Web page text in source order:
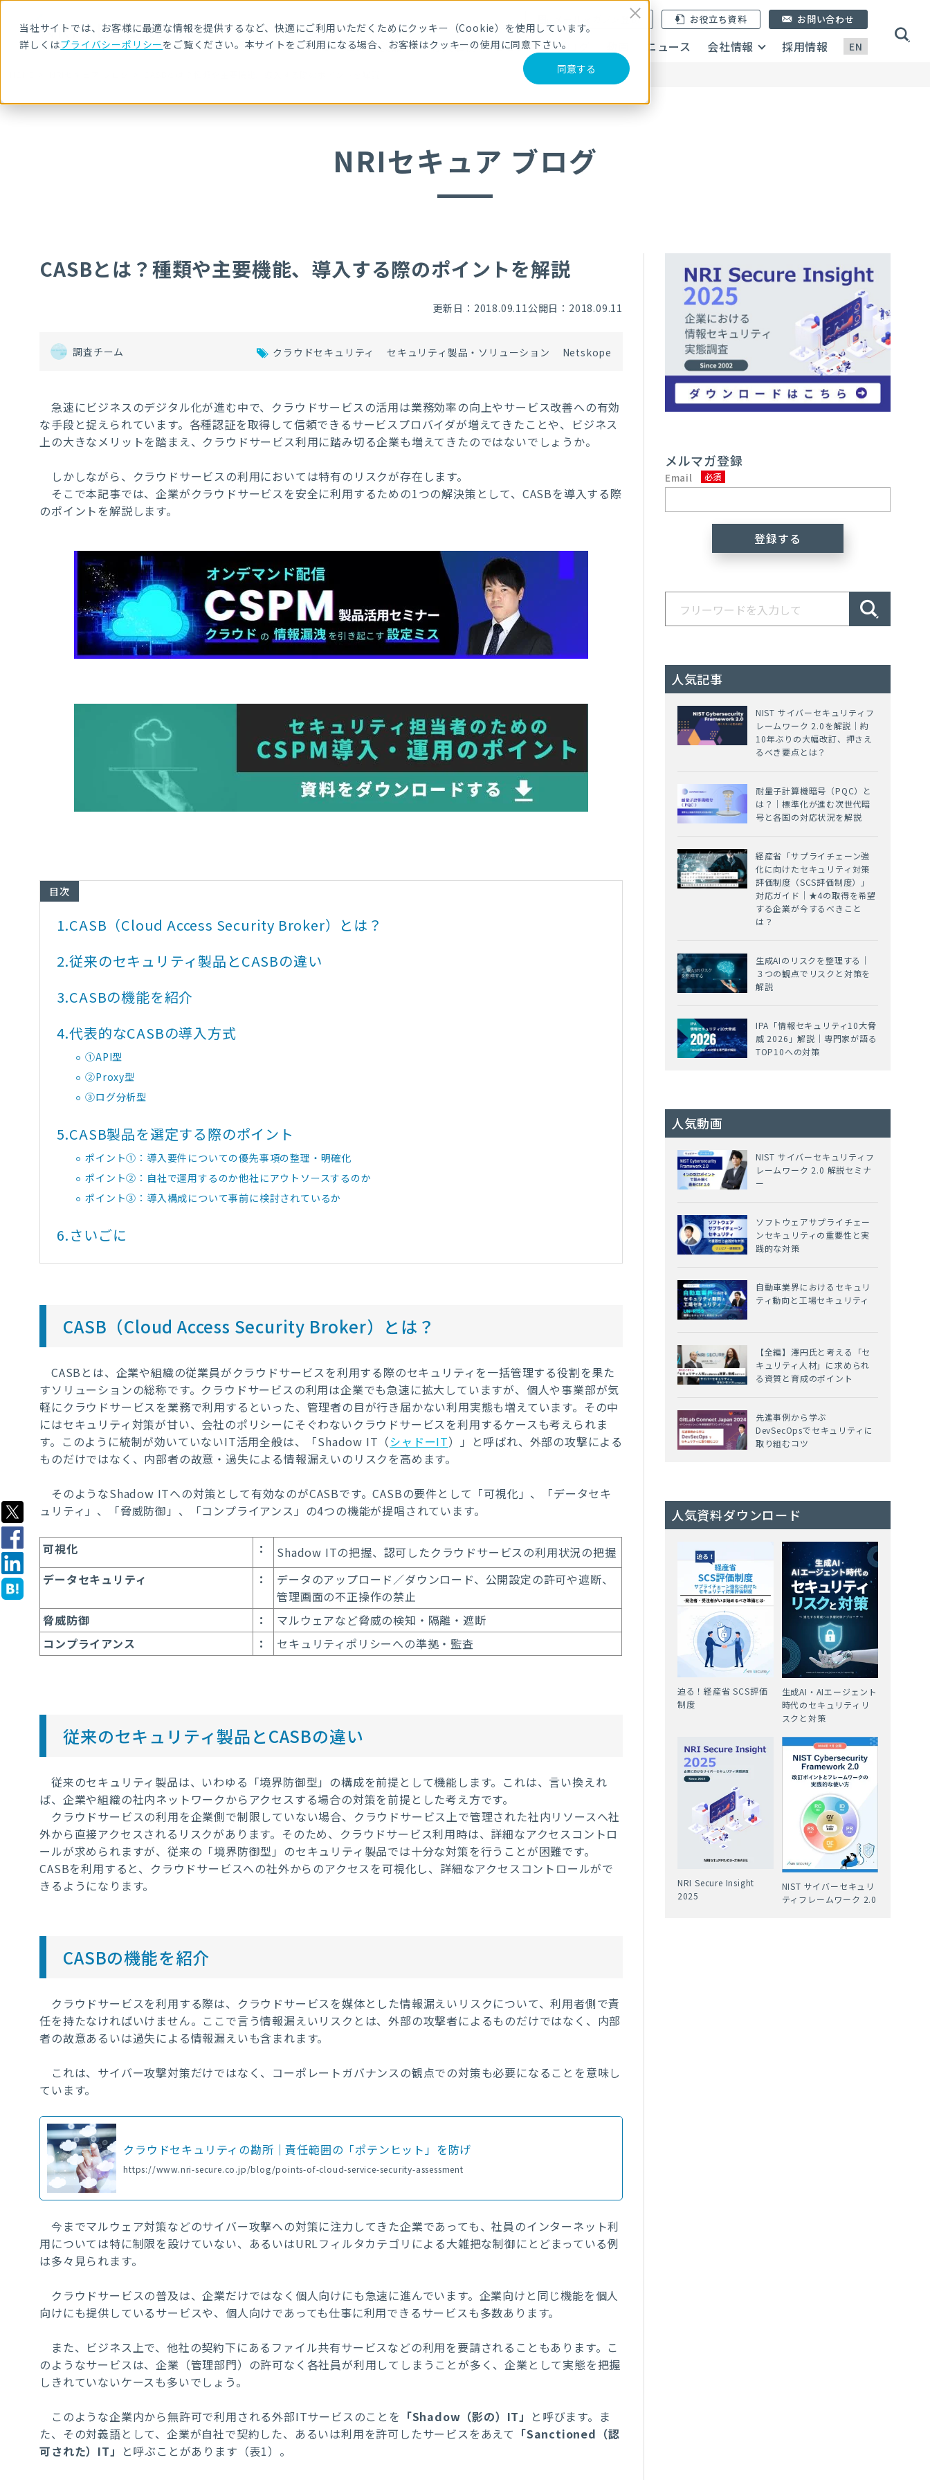
当社サイトでは、お客様に最適な情報を提供するなど、快適にご利用いただくためにクッキー（Cookie）を使用しています。
詳しくはプライバシーポリシーをご覧ください。本サイトをご利用になる場合、お客様はクッキーの使用に同意下さい。
同意する
EN
メールマガジン登録 お役立ち資料
サービス・製品 導入事例 セミナー ブログ ニュース 会社情報 採用情報
お問い合わせ
NRIセキュア ブログ
CASBとは？種類や主要機能、導入する際のポイントを解説
更新日：2018.09.11 公開日：2018.09.11
調査チーム クラウドセキュリティ セキュリティ製品・ソリューション Netskope
急速にビジネスのデジタル化が進む中で、クラウドサービスの活用は業務効率の向上やサービス改善への有効
な手段と捉えられています。各種認証を取得して信頼できるサービスプロバイダが増えてきたことや、ビジネス
上の大きなメリットを踏まえ、クラウドサービス利用に踏み切る企業も増えてきたのではないでしょうか。
しかしながら、クラウドサービスの利用においては特有のリスクが存在します。
そこで本記事では、企業がクラウドサービスを安全に利用するための1つの解決策として、CASBを導入する際
のポイントを解説します。
目次
1.CASB（Cloud Access Security Broker）とは？
2.従来のセキュリティ製品とCASBの違い
3.CASBの機能を紹介
4.代表的なCASBの導入方式
①API型
②Proxy型
③ログ分析型
5.CASB製品を選定する際のポイント
ポイント①：導入要件についての優先事項の整理・明確化
ポイント②：自社で運用するのか他社にアウトソースするのか
ポイント③：導入構成について事前に検討されているか
6.さいごに
CASB（Cloud Access Security Broker）とは？
CASBとは、企業や組織の従業員がクラウドサービスを利用する際のセキュリティを一括管理する役割を果た
すソリューションの総称です。クラウドサービスの利用は企業でも急速に拡大していますが、個人や事業部が気
軽にクラウドサービスを業務で利用するといった、管理者の目が行き届かない利用実態も増えています。その中
にはセキュリティ対策が甘い、会社のポリシーにそぐわないクラウドサービスを利用するケースも考えられま
す。このように統制が効いていないIT活用全般は、「Shadow IT（シャドーIT）」と呼ばれ、外部の攻撃による
ものだけではなく、内部者の故意・過失による情報漏えいのリスクを高めます。
そのようなShadow ITへの対策として有効なのがCASBです。CASBの要件として「可視化」、「データセキ
ュリティ」、「脅威防御」、「コンプライアンス」の4つの機能が提唱されています。
可視化 ：
Shadow ITの把握、認可したクラウドサービスの利用状況の把握
データセキュリティ
：
データのアップロード／ダウンロード、公開設定の許可や遮断、
管理画面の不正操作の禁止
脅威防御
：
マルウェアなど脅威の検知・隔離・遮断
コンプライアンス
： セキュリティポリシーへの準拠・監査
従来のセキュリティ製品とCASBの違い
従来のセキュリティ製品は、いわゆる「境界防御型」の構成を前提として機能します。これは、言い換えれ
ば、企業や組織の社内ネットワークからアクセスする場合の対策を前提とした考え方です。
クラウドサービスの利用を企業側で制限していない場合、クラウドサービス上で管理された社内リソースへ社
外から直接アクセスされるリスクがあります。そのため、クラウドサービス利用時は、詳細なアクセスコントロ
ールが求められますが、従来の「境界防御型」のセキュリティ製品では十分な対策を行うことが困難です。
CASBを利用すると、クラウドサービスへの社外からのアクセスを可視化し、詳細なアクセスコントロールがで
きるようになります。
CASBの機能を紹介
クラウドサービスを利用する際は、クラウドサービスを媒体とした情報漏えいリスクについて、利用者側で責
任を持たなければいけません。ここで言う情報漏えいリスクとは、外部の攻撃者によるものだけではなく、内部
者の故意あるいは過失による情報漏えいも含まれます。
これは、サイバー攻撃対策だけではなく、コーポレートガバナンスの観点での対策も必要になることを意味し
ています。
クラウドセキュリティの勘所｜責任範囲の「ポテンヒット」を防げ
https://www.nri-secure.co.jp/blog/points-of-cloud-service-security-assessment
今までマルウェア対策などのサイバー攻撃への対策に注力してきた企業であっても、社員のインターネット利
用については特に制限を設けていない、あるいはURLフィルタカテゴリによる大雑把な制御にとどまっている例
は多々見られます。
クラウドサービスの普及は、企業だけではなく個人向けにも急速に進んでいます。企業向けと同じ機能を個人
向けにも提供しているサービスや、個人向けであっても仕事に利用できるサービスも多数あります。
また、ビジネス上で、他社の契約下にあるファイル共有サービスなどの利用を要請されることもあります。こ
のようなサービスは、企業（管理部門）の許可なく各社員が利用してしまうことが多く、企業として実態を把握
しきれていないケースも多いでしょう。
このような企業内から無許可で利用される外部ITサービスのことを 「Shadow（影の）IT」 と呼びます。ま
た、その対義語として、企業が自社で契約した、あるいは利用を許可したサービスをあえて 「Sanctioned（認
可された）IT」 と呼ぶことがあります（表1）。
メルマガ登録
Email
人気記事
NIST サイバーセキュリティフ
レームワーク 2.0を解説｜約
10年ぶりの大幅改訂、押さえ
るべき要点とは？
耐量子計算機暗号（PQC）と
は？｜標準化が進む次世代暗
号と各国の対応状況を解説
経産省「サプライチェーン強
化に向けたセキュリティ対策
評価制度（SCS評価制度）」
対応ガイド｜★4の取得を希望
する企業が今するべきこと
は？
生成AIのリスクを整理する｜
３つの観点でリスクと対策を
解説
IPA「情報セキュリティ10大脅
威 2026」解説｜専門家が語る
TOP10への対策
人気動画
NIST サイバーセキュリティフ
レームワーク 2.0 解説セミナ
ー
ソフトウェアサプライチェー
ンセキュリティの重要性と実
践的な対策
自動車業界におけるセキュリ
ティ動向と工場セキュリティ
【全編】澤円氏と考える「セ
キュリティ人材」に求められ
る資質と育成のポイント
先進事例から学ぶ
DevSecOpsでセキュリティに
取り組むコツ
人気資料ダウンロード
迫る！経産省 SCS評価
制度
生成AI・AIエージェント
時代のセキュリティリ
スクと対策
NRI Secure Insight
2025
NIST サイバーセキュリ
ティフレームワーク 2.0